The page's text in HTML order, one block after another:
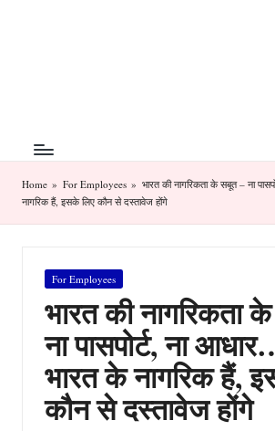
M
o
n
ey
Home » For Employees » भारत की नागरिकता के सबूत – ना
नागरिक हैं, इसके लिए कौन से दस्तावेज होंगे
Posted
For Employees
भारत की नागरिकता
ना पासपोर्ट, ना
भारत के नागरिक हैं,
कौन से दस्तावेज होंगे